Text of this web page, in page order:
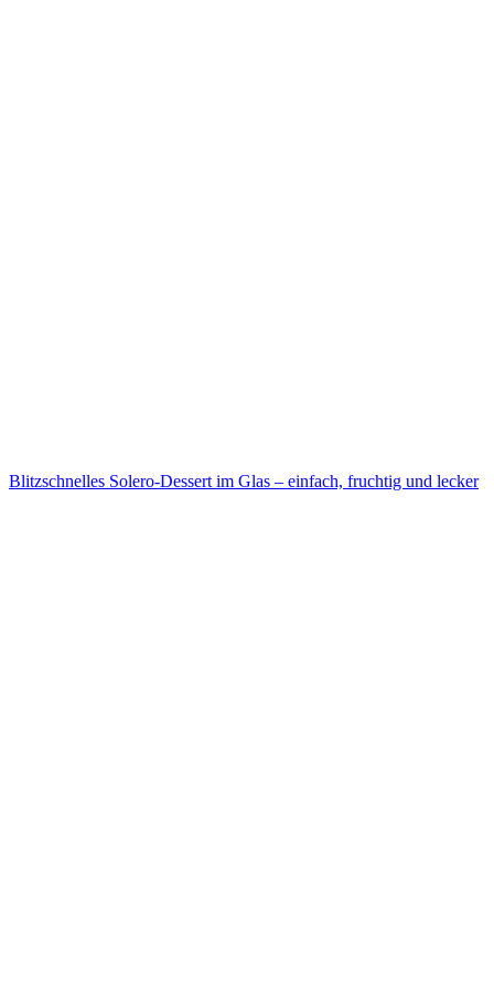
Blitzschnelles Solero-Dessert im Glas – einfach, fruchtig und lecker